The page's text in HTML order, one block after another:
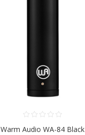
Warm Audio WA-84 Black